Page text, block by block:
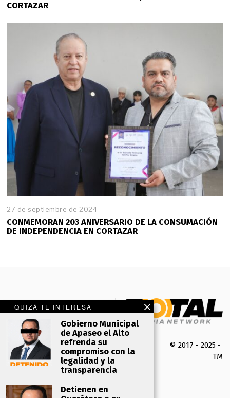
QUIZÁ TE INTERESA
Gobierno Municipal
de Apaseo el Alto
refrenda su
compromiso con la
legalidad y la
transparencia
Detienen en
CORTAZAR
27 de septiembre de 2024
CONMEMORAN 203 ANIVERSARIO DE LA CONSUMACIÓN
DE INDEPENDENCIA EN CORTAZAR
© 2017 - 2025 -